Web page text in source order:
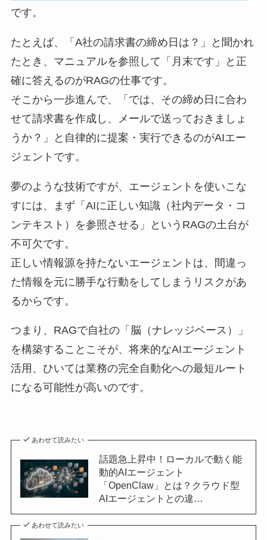
です。
たとえば、「A社の請求書の締め日は？」と聞かれ
たとき、マニュアルを参照して「月末です」と正
確に答えるのがRAGの仕事です。
そこから一歩進んで、「では、その締め日に合わ
せて請求書を作成し、メールで送っておきましょ
うか？」と自律的に提案・実行できるのがAIエー
ジェントです。
夢のような技術ですが、エージェントを使いこな
すには、まず「AIに正しい知識（社内データ・コ
ンテキスト）を参照させる」というRAGの土台が
不可欠です。
正しい情報源を持たないエージェントは、間違っ
た情報を元に勝手な行動をしてしまうリスクがあ
るからです。
つまり、RAGで自社の「脳（ナレッジベース）」
を構築することこそが、将来的なAIエージェント
活用、ひいては業務の完全自動化への最短ルート
になる可能性が高いのです。
あわせて読みたい
話題急上昇中！ローカルで動く能
動的AIエージェント
「OpenClaw」とは？クラウド型
AIエージェントとの違…
あわせて読みたい